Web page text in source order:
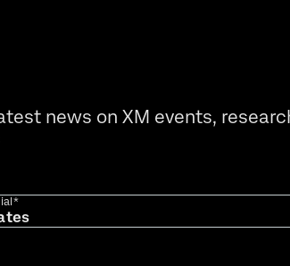
news on XM events,